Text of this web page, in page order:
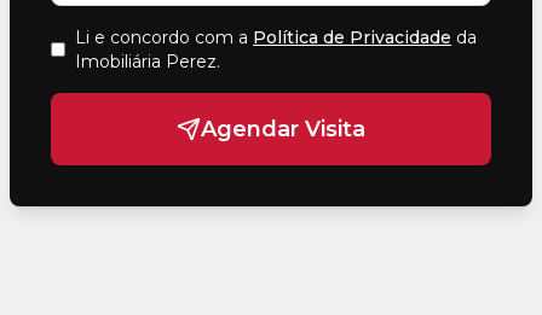
Li e concordo com a Política de Privacidade da
Imobiliária Perez.
Agendar Visita